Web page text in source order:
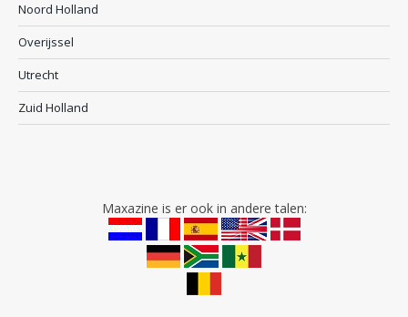
Noord Holland
Overijssel
Utrecht
Zuid Holland
Maxazine is er ook in andere talen: